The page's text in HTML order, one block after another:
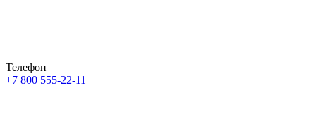
Телефон
+7 800 555-22-11